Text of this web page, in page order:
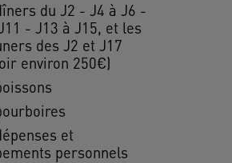
du J2 - J4 à J6 -
- J13 à J15, et les
des J2 et J17
environ 250€)
et
personnels